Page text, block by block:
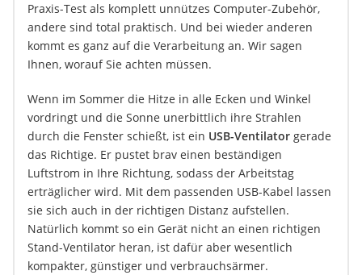
Praxis-Test als komplett unnützes Computer-Zubehör,
andere sind total praktisch. Und bei wieder anderen
kommt es ganz auf die Verarbeitung an. Wir sagen
Ihnen, worauf Sie achten müssen.
Wenn im Sommer die Hitze in alle Ecken und Winkel
vordringt und die Sonne unerbittlich ihre Strahlen
durch die Fenster schießt, ist ein USB-Ventilator gerade
das Richtige. Er pustet brav einen beständigen
Luftstrom in Ihre Richtung, sodass der Arbeitstag
erträglicher wird. Mit dem passenden USB-Kabel lassen
sie sich auch in der richtigen Distanz aufstellen.
Natürlich kommt so ein Gerät nicht an einen richtigen
Stand-Ventilator heran, ist dafür aber wesentlich
kompakter, günstiger und verbrauchsärmer.